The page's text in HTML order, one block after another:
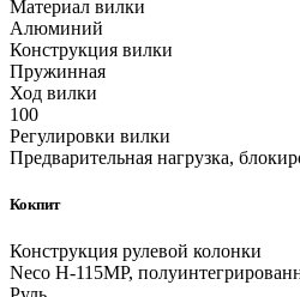
Материал вилки
Алюминий
Конструкция вилки
Пружинная
Ход вилки
100
Регулировки вилки
Предварительная нагрузка,
Кокпит
Конструкция рулевой колонки
Neco H-115MP,